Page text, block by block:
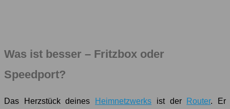
Was ist besser – Fritzbox oder
Speedport?
Das Herzstück deines Heimnetzwerks ist der Router. Er